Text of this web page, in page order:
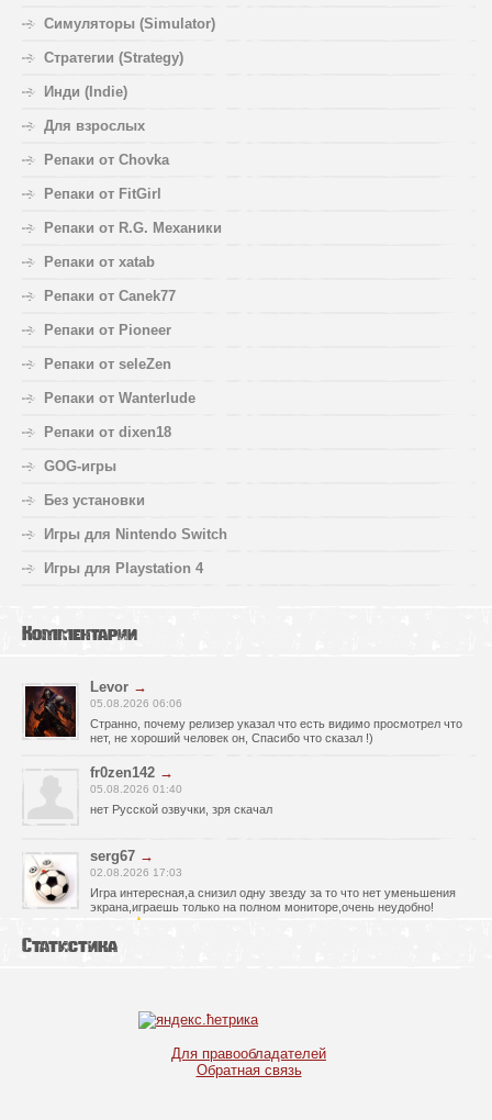
Симуляторы (Simulator)
Стратегии (Strategy)
Инди (Indie)
Для взрослых
Репаки от Chovka
Репаки от FitGirl
Репаки от R.G. Механики
Репаки от xatab
Репаки от Canek77
Репаки от Pioneer
Репаки от seleZen
Репаки от Wanterlude
Репаки от dixen18
GOG-игры
Без установки
Игры для Nintendo Switch
Игры для Playstation 4
Комментарии
Levor →
05.08.2026 06:06
Странно, почему релизер указал что есть видимо просмотрел что
нет, не хороший человек он, Спасибо что сказал !)
fr0zen142 →
05.08.2026 01:40
нет Русской озвучки, зря скачал
serg67 →
02.08.2026 17:03
Игра интересная,а снизил одну звезду за то что нет уменьшения
экрана,играешь только на полном мониторе,очень неудобно!
испробовал?
30.07.2026 00:43
Статистика
Для правообладателей
Обратная связь